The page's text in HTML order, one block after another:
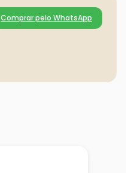
Comprar pelo WhatsApp